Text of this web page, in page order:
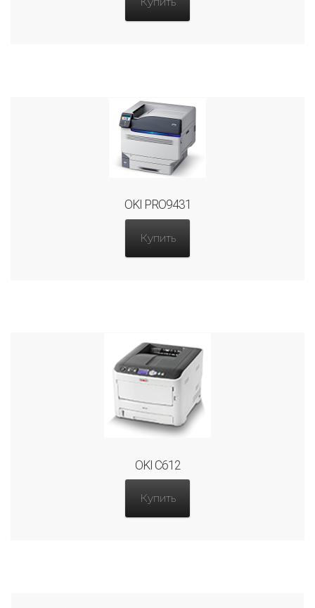
OKI PRO9431
Купить
OKI C612
Купить